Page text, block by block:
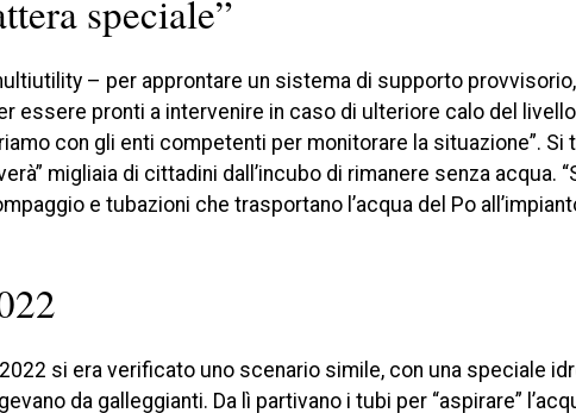
speciale”
– per approntare un sistema di supporto
essere pronti a intervenire in caso di ulteriore calo del
con gli enti competenti per monitorare la situazione”. Si
migliaia di cittadini dall’incubo di rimanere senza acqua.
e tubazioni che trasportano l’acqua del Po
si era verificato uno scenario simile, con una speciale
da galleggianti. Da lì partivano i tubi per “aspirare”